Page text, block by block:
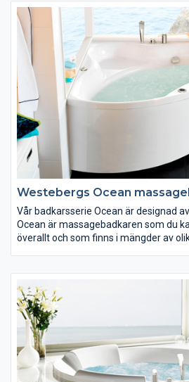
välmående.
Westebergs Ocean
Vår badkarsserie Ocean är designad
Ocean är massagebadkaren som du
överallt och som finns i mängder av